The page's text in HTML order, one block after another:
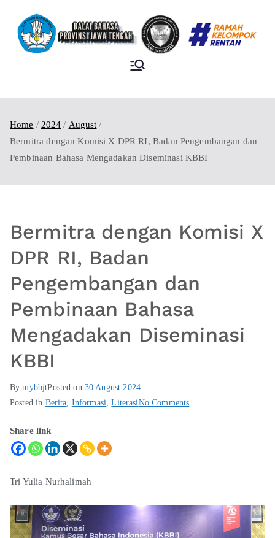
TENGAH
Home 2024
August
Bermitra dengan Komisi X DPR RI, Badan Pengembangan dan
Pembinaan Bahasa Mengadakan Diseminasi KBBI
Bermitra dengan Komisi X
DPR RI, Badan
Pengembangan dan
Pembinaan Bahasa
Mengadakan Diseminasi
KBBI
BymybbjtPosted on 30 August 2024
Posted in Berita Informasi ,LiterasiNo Comments
Share link
Tri Yulia Nurhalimah